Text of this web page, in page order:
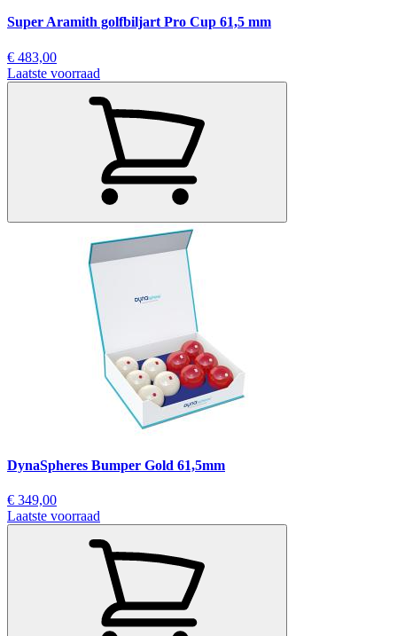
Super Aramith golfbiljart Pro Cup 61,5 mm
€ 483,00
Laatste voorraad
DynaSpheres Bumper Gold 61,5mm
€ 349,00
Laatste voorraad